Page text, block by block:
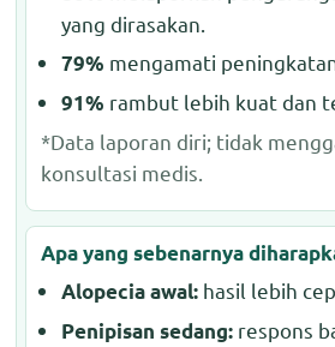
yang dirasakan.
79% mengamati
91% rambut lebih kuat dan
*Data laporan diri; tidak
konsultasi medis.
Apa yang sebenarnya
Alopecia awal: hasil lebih
Penipisan sedang: respons